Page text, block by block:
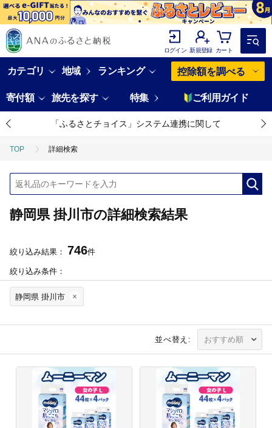
ログイン 新規登録 カート
カテゴリ 地域 ランキング 控除額を調べる
寄付額 旅先を探す 特集 ご利用ガイド
「ふるさとチョイス」システム連携に関して
TOP 詳細検索
静岡県 掛川市の詳細検索結果
絞り込み結果： 746件
絞り込み条件：
静岡県 掛川市
並べ替え: